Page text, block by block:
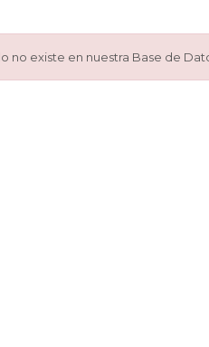
no existe en nuestra Base de